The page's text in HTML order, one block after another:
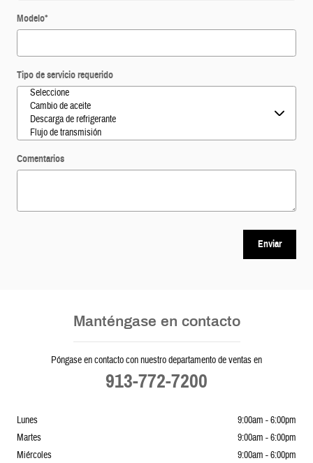
Modelo*
Tipo de servicio requerido
Comentarios
Enviar
Manténgase en contacto
Póngase en contacto con nuestro departamento de ventas en
913-772-7200
Lunes
9:00am - 6:00pm
Martes
9:00am - 6:00pm
Miércoles
9:00am - 6:00pm